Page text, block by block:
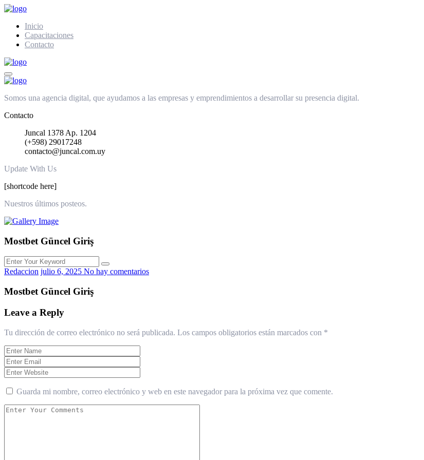
Inicio
Capacitaciones
Contacto
Somos una agencia digital, que ayudamos a las empresas y emprendimientos a desarrollar su presencia digital.
Contacto
Juncal 1378 Ap. 1204
(+598) 29017248
contacto@juncal.com.uy
Update With Us
[shortcode here]
Nuestros últimos posteos.
Mostbet Güncel Giriş
Redaccion julio 6, 2025 No hay comentarios
Mostbet Güncel Giriş
Leave a Reply
Tu dirección de correo electrónico no será publicada. Los campos obligatorios están marcados con *
Guarda mi nombre, correo electrónico y web en este navegador para la próxima vez que comente.